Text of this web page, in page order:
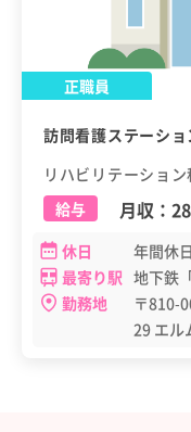
正職員
訪問看護ステーシ
リハビリテーショ
給与
月収：
休日
年間休
最寄り駅 地下鉄
勤務地
〒810-
29 エル